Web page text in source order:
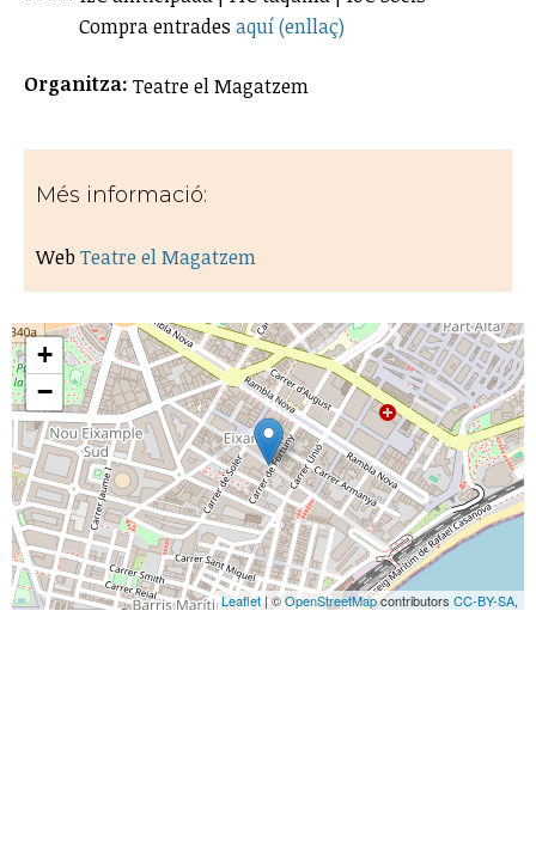
Compra entrades aquí (enllaç)
Organitza: Teatre el Magatzem
Més informació:
WebTeatre el Magatzem
+
−
Leaflet | ©OpenStreetMapcontributors CC-BY-SA,